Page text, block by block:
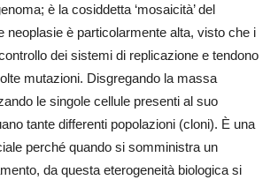
è la cosiddetta ‘mosaicità’ del
neoplasie è particolarmente alta, visto che i
dei sistemi di replicazione e tendono
mutazioni. Disgregando la massa
le singole cellule presenti al suo
tante differenti popolazioni (cloni). È una
perché quando si somministra un
da questa eterogeneità biologica si